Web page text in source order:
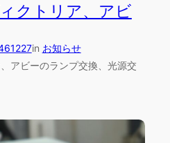
クトリア、アビ
in お知らせ
アビーのランプ交換、光源交